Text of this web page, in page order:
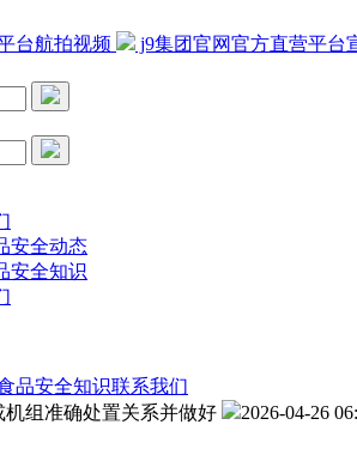
台航拍视频 j9集团官网官方直营平台
安全动态
安全知识
品安全知识联系我们
机组准确处置关系并做好
2026-04-26